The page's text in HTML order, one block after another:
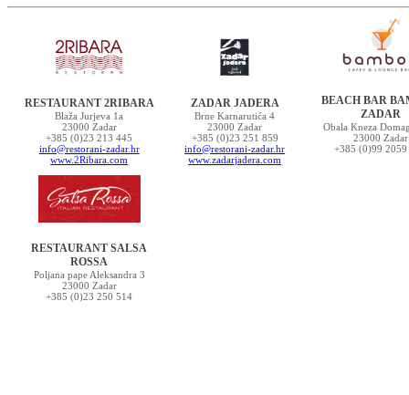
RESTAURANT 2RIBARA
Blaža Jurjeva 1a
23000 Zadar
+385 (0)23 213 445
info@restorani-zadar.hr
www.2Ribara.com
ZADAR JADERA
Brne Karnarutića 4
23000 Zadar
+385 (0)23 251 859
info@restorani-zadar.hr
www.zadarjadera.com
BEACH BAR
ZADAR
Obala Kneza
23000 Zadar
+385 (0)99 2059
RESTAURANT SALSA
ROSSA
Poljana pape Aleksandra 3
23000 Zadar
+385 (0)23 250 514